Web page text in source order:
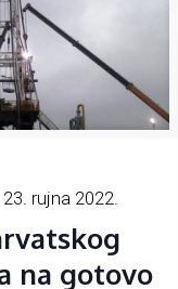
23. rujna 2022.
na gotovo